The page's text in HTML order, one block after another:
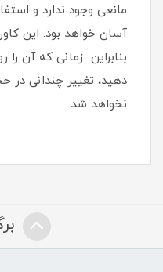
مانعی وجود ندارد و
آسان خواهد بود‏.‏ این
بنابراین زمانی که آن را
دهید، تغییر چندانی در
نخواهد شد‏.‏